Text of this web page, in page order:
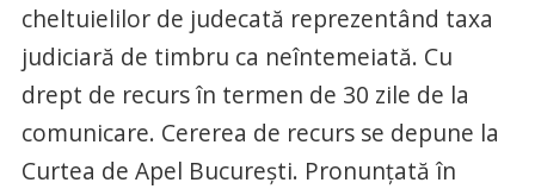
cheltuielilor de judecată reprezentând taxa
judiciară de timbru ca neîntemeiată. Cu
drept de recurs în termen de 30 zile de la
comunicare. Cererea de recurs se depune la
Curtea de Apel Bucureşti. Pronunţată în